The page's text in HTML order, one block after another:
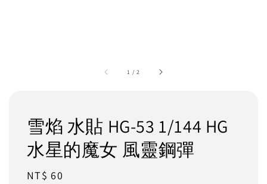
1 /2
雪焰 水貼 HG-53 1/144 HG
水星的魔女 風靈鋼彈
Regular
NT$ 60